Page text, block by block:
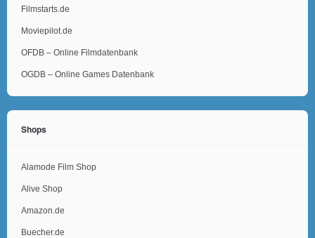
Filmstarts.de
Moviepilot.de
OFDB – Online Filmdatenbank
OGDB – Online Games Datenbank
Shops
Alamode Film Shop
Alive Shop
Amazon.de
Buecher.de